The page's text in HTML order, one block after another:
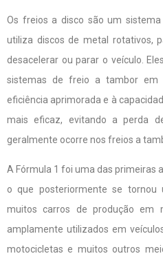
Os freios a disco são um
utiliza discos de metal rotativos,
desacelerar ou parar o veículo.
sistemas de freio a tambor em
eficiência aprimorada e à
mais eficaz, evitando a perda
geralmente ocorre nos freios a
A Fórmula 1 foi uma das primeiras
o que posteriormente se tornou
muitos carros de produção em
amplamente utilizados em
motocicletas e muitos outros